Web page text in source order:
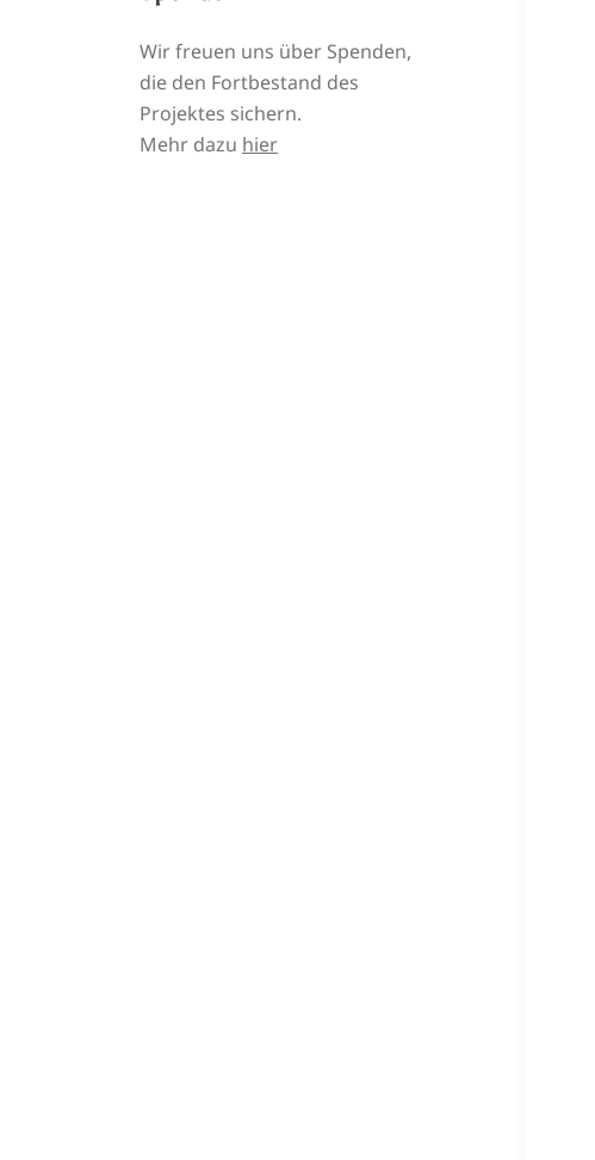
Wir freuen uns über Spenden,
die den Fortbestand des
Projektes sichern.
Mehr dazu hier